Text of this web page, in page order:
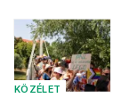
KÖZÉLET